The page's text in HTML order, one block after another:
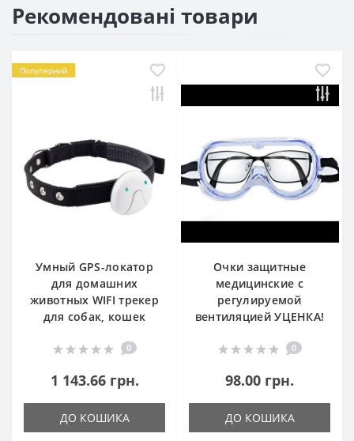
Рекомендовані товари
Популярний
Умный GPS-локатор
для домашних
животных WIFI трекер
для собак, кошек
0
1 143.66 грн.
ДО КОШИКА
Очки защитные
медицинские с
регулируемой
вентиляцией УЦЕНКА!
0
98.00 грн.
ДО КОШИКА